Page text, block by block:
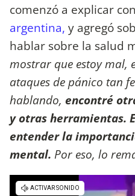
comenzó a explicar
argentina, y agregó
hablar sobre la salud
mostrar que estoy mal,
ataques de pánico tan
hablando, encontré
y otras herramientas.
entender la
mental. Por eso, lo